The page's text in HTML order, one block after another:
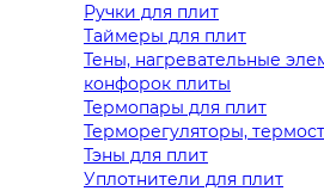
Ручки для плит
Таймеры для плит
Тены, нагревательные
конфорок плиты
Термопары для плит
Терморегуляторы,
Тэны для плит
Уплотнители для плит